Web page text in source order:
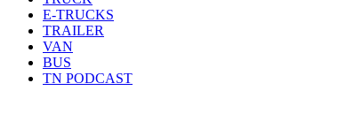
E-TRUCKS
TRAILER
VAN
BUS
TN PODCAST